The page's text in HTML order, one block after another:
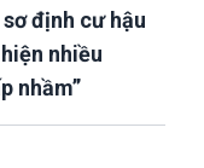
định cư hậu
nhiều
nhầm”